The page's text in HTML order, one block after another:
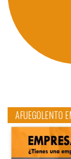
AFUEGOLENTO